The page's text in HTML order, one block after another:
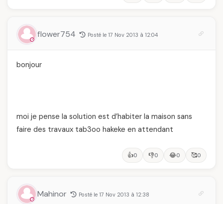
flower754 Posté le 17 Nov 2013 à 12:04
bonjour
moi je pense la solution est d’habiter la maison sans
faire des travaux tab3oo hakeke en attendant
👍0 👎0 😂0 🥰0
Mahinor Posté le 17 Nov 2013 à 12:38